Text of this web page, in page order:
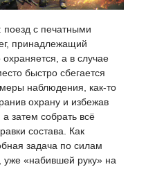
поезд с печатными
принадлежащий
а в случае
быстро сбегается
наблюдения, как-то
охрану и избежав
затем собрать всё
состава. Как
задача по силам
уже «набившей руку» на